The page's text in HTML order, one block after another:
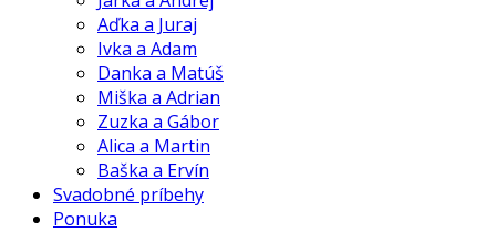
Aďka a Juraj
Ivka a Adam
Danka a Matúš
Miška a Adrian
Zuzka a Gábor
Alica a Martin
Baška a Ervín
Svadobné príbehy
Ponuka